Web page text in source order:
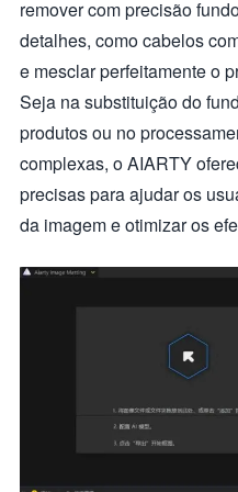
remover com precisão
detalhes, como cabelos
e mesclar perfeitamente o
Seja na substituição do
produtos ou no
complexas, o AIARTY
precisas para ajudar os
da imagem e otimizar os